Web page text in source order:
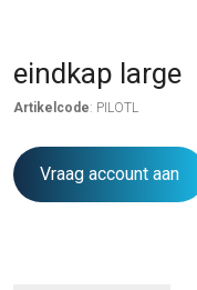
eindkap large
Artikelcode: PILOTL
Vraag account aan